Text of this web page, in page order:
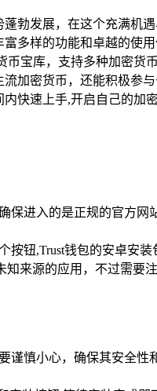
发展，在这个充满机
多样的功能和卓越的使
宝库，支持多种加密
加密货币，还能积极参
快速上手,开启自己的加密
保进入的是正规的官方
钮,Trust钱包的安卓安装
来源的应用，不过需要
慎小心，确保其安全性